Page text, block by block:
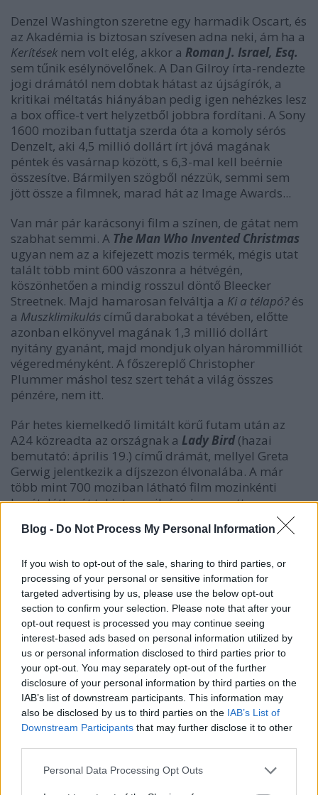
Blog - Do Not Process My Personal Information
If you wish to opt-out of the sale, sharing to third parties, or
processing of your personal or sensitive information for
targeted advertising by us, please use the below opt-out
section to confirm your selection. Please note that after your
opt-out request is processed you may continue seeing
interest-based ads based on personal information utilized by
us or personal information disclosed to third parties prior to
your opt-out. You may separately opt-out of the further
disclosure of your personal information by third parties on the
IAB’s list of downstream participants. This information may
also be disclosed by us to third parties on the IAB’s List of
Downstream Participants that may further disclose it to other
Please note that this website/app uses one or more Google
Personal Data Processing Opt Outs
Denzel Washington szeretne egy harmadik Oscart, és
az Akadémia is biztosan szívesen adna neki, ám ha a
Kerítések nem volt elég, akkor a Roman J. Israel, Esq.
sem tűnik esélynövelőnek. A Dan Gilroy írta-rendezte
jogi drámától nem dobtak hátast az újságírók, a
kritikai méltatás hiányában pedig igen nehézkes lesz
a box office-t vert helyzetből jobbra fordítani. A Sony
1600 moziban futtatja szerda óta a komoly sérós
Denzelt, aki 4,5 millió dollárt írt jóvá magának
péntek és vasárnap között, s 6,3-mal kell beérnie
összesítve. Bármilyen szögből nézzük, semmi sem
jött össze a filmnek, marad hát az Image Awards...
Van már pár karácsonyi film a színen, de gátat nem
szabhat semmi. A The Man Who Invented Christmas
ugyan nem az a kifejezett mozis termék, mégis utat
talált több mint 600 vászonra a hétvégén,
köszönhetően a mindig rosszul döntő Bleecker
Streetnek. Majd hamarosan felváltja a Ki a télapó?és
a Muszklimikulás című darabokat a tévében, előtte
azonban elkönyvel magának 1,3 millió dollárt
nyitány gyanánt, majd mondjuk olyan hárommilliót
végeredményként. A főszereplő Christopher
Plummer máshol tesz szert tehát a világ összes
pénzére, nem itt.
Pár hetes kiemelkedő limitált körű futam után az
A24 közreadta az országnak a Lady Bird(hazai
bemutató: április 19.) című drámát, mellyel Greta
Gerwig jelentkezik a díjszezon élvonalába. A már
több mint 700 moziban látható film mozinkénti
bevételátlagát tekintve nyilván visszaesett
valamennyit, de még tartotta magát a kritikus érték
felett 4 milliós hétvégéjével. Összesítve 10 millió
...ahogy aHárom óriásplakát Ebbing határában
Three Billboards Outside Ebbing, Missouri; hazai
bemutató: január 25.) is, hiszen Martin McDonagh
filmje is hasított két hetet pár teátrumban, mielőtt
600 fölé emelte a helyszínek számát a Fox
Searchlight. A közönség változatlanul érdeklődőnek
bizonyult ezen a szinten, 4,4 millió dollár erre a tanú,
a korábbiakkal együtt pedig 7,6. Lehet annyi a
filmben, hogy 2500 moziba is eljut majd egy ponton,
s akár 50 milliós bevétel fölé.
> korábbi filmek
Az Igazság Ligája a 93 milliós nyitány után 131
milliós első hetet zárt, amelyre további 41 millió